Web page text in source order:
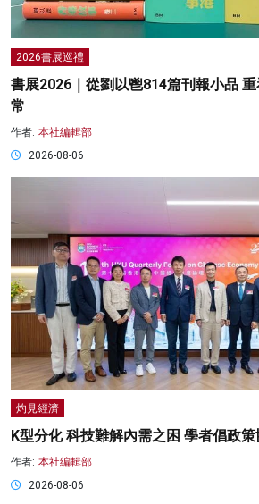
2026書展巡禮
書展2026｜從劉以鬯814篇刊報小品
常
作者: 本社編輯部
2026-08-06
灼見經濟
K型分化 科技難解內需之困 學者倡政
作者: 本社編輯部
2026-08-06